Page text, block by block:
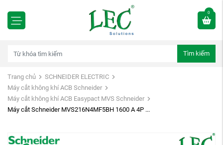
0
Tìm kiếm
Trang chủ
SCHNEIDER ELECTRIC
Máy cắt không khí ACB Schneider
Máy cắt không khí ACB Easypact MVS Schneider
Máy cắt Schneider MVS216N4MF5BH 1600 A 4P ...